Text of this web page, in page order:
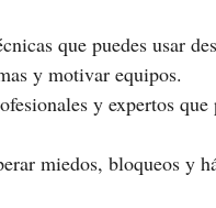
que puedes usar
y motivar equipos.
y expertos que
miedos, bloqueos y